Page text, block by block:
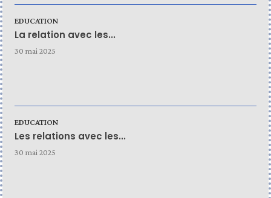
EDUCATION
La relation avec les...
30 mai 2025
EDUCATION
Les relations avec les...
30 mai 2025